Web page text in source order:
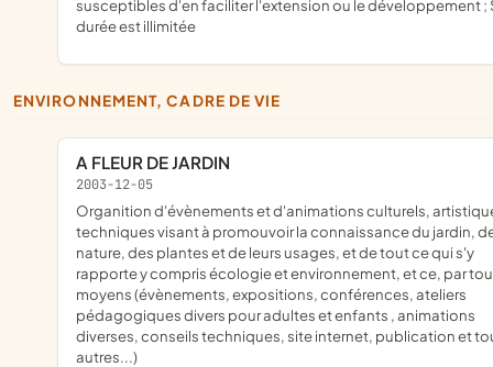
susceptibles d'en faciliter l'extension ou le développement ;
durée est illimitée
ENVIRONNEMENT, CADRE DE VIE
A FLEUR DE JARDIN
2003-12-05
organition d'évènements et d'animations culturels, artistiques,
techniques visant à promouvoir la connaissance du jardin,
nature, des plantes et de leurs usages, et de tout ce qui s'y
rapporte y compris écologie et environnement, et ce, par
moyens (évènements, expositions, conférences, ateliers
pédagogiques divers pour adultes et enfants , animations
diverses, conseils techniques, site internet, publication et
autres...)